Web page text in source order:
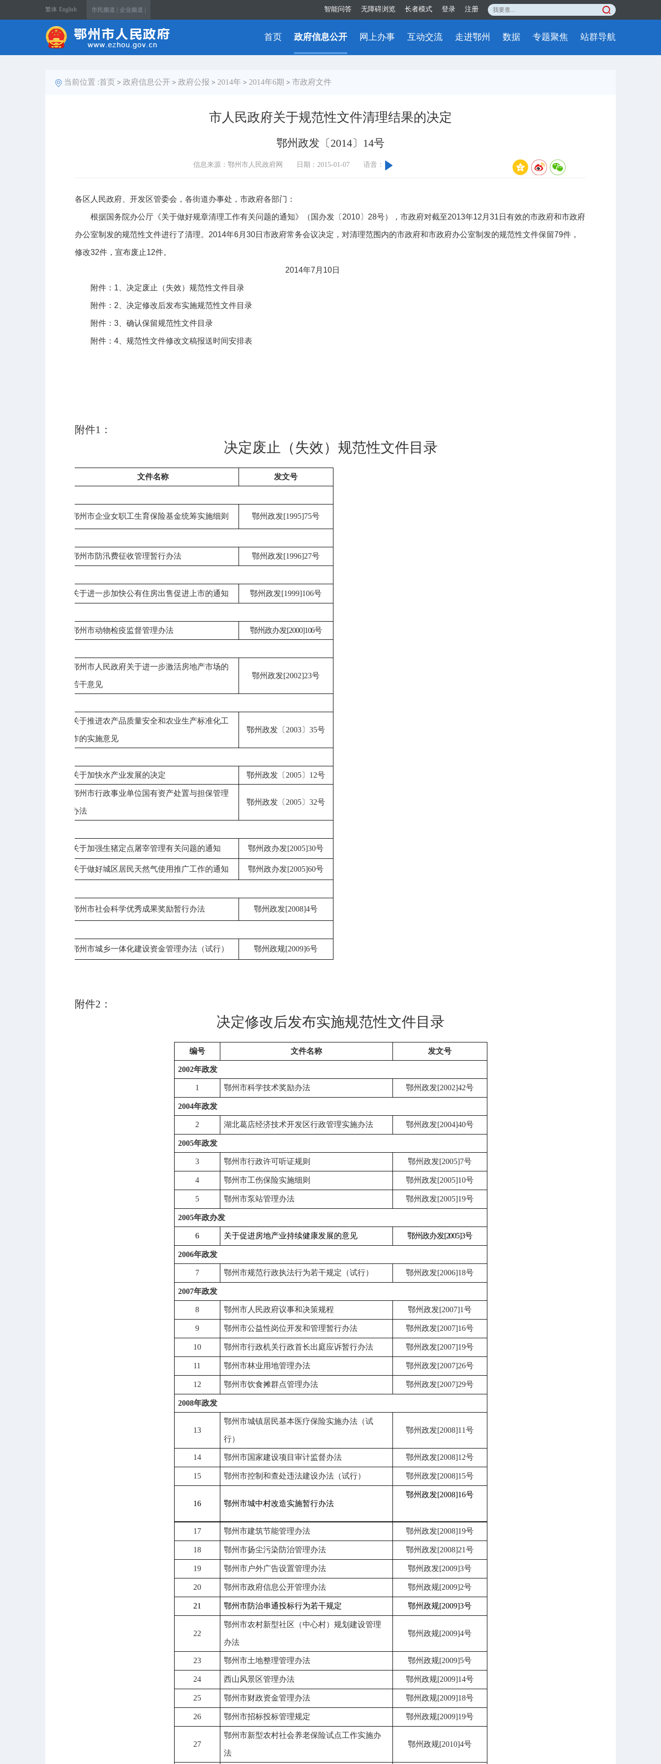
繁体 English 市民频道 | 企业频道 | 智能问答 无障碍浏览 长者模式 登录 注册
首页 政府信息公开 网上办事 互动交流 走进鄂州 数据 专题聚焦 站群导航
当前位置 :首页 > 政府信息公开 > 政府公报 > 2014年 > 2014年6期 > 市政府文件
市人民政府关于规范性文件清理结果的决定
鄂州政发〔2014〕14号
信息来源：鄂州市人民政府网 日期：2015-01-07 语音：
各区人民政府、开发区管委会，各街道办事处，市政府各部门：
根据国务院办公厅《关于做好规章清理工作有关问题的通知》（国办发〔2010〕28号），市政府对截至2013年12月31日有效的市政府和市政府
办公室制发的规范性文件进行了清理。2014年6月30日市政府常务会议决定，对清理范围内的市政府和市政府办公室制发的规范性文件保留79件，
修改32件，宣布废止12件。
2014年7月10日
附件：1、决定废止（失效）规范性文件目录
附件：2、决定修改后发布实施规范性文件目录
附件：3、确认保留规范性文件目录
附件：4、规范性文件修改文稿报送时间安排表
附件1：
决定废止（失效）规范性文件目录
文件名称 发文号
鄂州市企业女职工生育保险基金统筹实施细则 鄂州政发[1995]75号
鄂州市防汛费征收管理暂行办法 鄂州政发[1996]27号
关于进一步加快公有住房出售促进上市的通知 鄂州政发[1999]106号
鄂州市动物检疫监督管理办法 鄂州政办发[2000]106号
鄂州市人民政府关于进一步激活房地产市场的
若干意见
鄂州政发[2002]23号
关于推进农产品质量安全和农业生产标准化工
作的实施意见
鄂州政发 〔2003〕35号
关于加快水产业发展的决定 鄂州政发 〔2005〕12号
鄂州市行政事业单位国有资产处置与担保管理
办法
鄂州政发 〔2005〕32号
关于加强生猪定点屠宰管理有关问题的通知 鄂州政办发[2005]30号
关于做好城区居民天然气使用推广工作的通知 鄂州政办发[2005]60号
鄂州市社会科学优秀成果奖励暂行办法 鄂州政发[2008]4号
鄂州市城乡一体化建设资金管理办法（试行） 鄂州政规[2009]6号
附件2：
决定修改后发布实施规范性文件目录
编号 文件名称 发文号
2002年政发
1 鄂州市科学技术奖励办法 鄂州政发[2002]42号
2004年政发
2 湖北葛店经济技术开发区行政管理实施办法 鄂州政发[2004]40号
2005年政发
3 鄂州市行政许可听证规则 鄂州政发[2005]7号
4 鄂州市工伤保险实施细则 鄂州政发[2005]10号
5 鄂州市泵站管理办法 鄂州政发[2005]19号
2005年政办发
6 关于促进房地产业持续健康发展的意见 鄂州政办发[2005]3号
2006年政发
7 鄂州市规范行政执法行为若干规定（试行） 鄂州政发[2006]18号
2007年政发
8 鄂州市人民政府议事和决策规程 鄂州政发[2007]1号
9 鄂州市公益性岗位开发和管理暂行办法 鄂州政发[2007]16号
10 鄂州市行政机关行政首长出庭应诉暂行办法 鄂州政发[2007]19号
11 鄂州市林业用地管理办法 鄂州政发[2007]26号
12 鄂州市饮食摊群点管理办法 鄂州政发[2007]29号
2008年政发
13
鄂州市城镇居民基本医疗保险实施办法（试
行）
鄂州政发[2008]11号
14 鄂州市国家建设项目审计监督办法 鄂州政发[2008]12号
15 鄂州市控制和查处违法建设办法（试行） 鄂州政发[2008]15号
16 鄂州市城中村改造实施暂行办法
鄂州政发[2008]16号
17 鄂州市建筑节能管理办法 鄂州政发[2008]19号
18 鄂州市扬尘污染防治管理办法 鄂州政发[2008]21号
19 鄂州市户外广告设置管理办法 鄂州政发[2009]3号
20 鄂州市政府信息公开管理办法 鄂州政规[2009]2号
21 鄂州市防治串通投标行为若干规定 鄂州政规[2009]3号
22
鄂州市农村新型社区（中心村）规划建设管理
办法
鄂州政规[2009]4号
23 鄂州市土地整理管理办法 鄂州政规[2009]5号
24 西山风景区管理办法 鄂州政规[2009]14号
25 鄂州市财政资金管理办法 鄂州政规[2009]18号
26 鄂州市招标投标管理规定 鄂州政规[2009]19号
27
鄂州市新型农村社会养老保险试点工作实施办
法
鄂州政规[2010]4号